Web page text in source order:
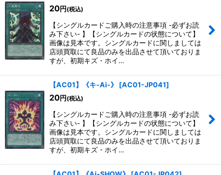
20円 (税込)
【シングルカードご購入時の注意事項 -必ずお読
み下さい- 】【シングルカードの状態について】
画像は見本です。シングルカードに関しましては
店頭買取にて良品のみを出品させて頂いておりま
すが、初期キズ・ホイ…
【AC01】《キ-Ai-》 [AC01-JP041]
20円 (税込)
【シングルカードご購入時の注意事項 -必ずお読
み下さい- 】【シングルカードの状態について】
画像は見本です。シングルカードに関しましては
店頭買取にて良品のみを出品させて頂いておりま
すが、初期キズ・ホイ…